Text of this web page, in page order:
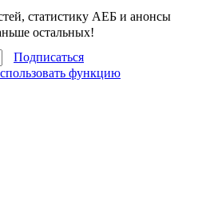
статистику АЕБ и анонсы
остальных!
Подписаться